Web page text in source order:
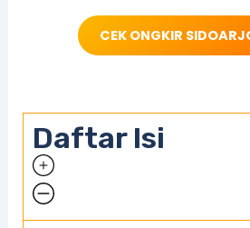
CEK ONGKIR
Daftar Isi